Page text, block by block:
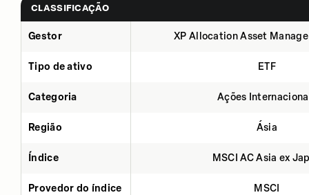
CLASSIFICAÇÃO
Gestor XP Allocation Asset
Tipo de ativo ETF
Categoria Ações
Região Ásia
Índice MSCI AC Asia ex
Provedor do índice MSCI